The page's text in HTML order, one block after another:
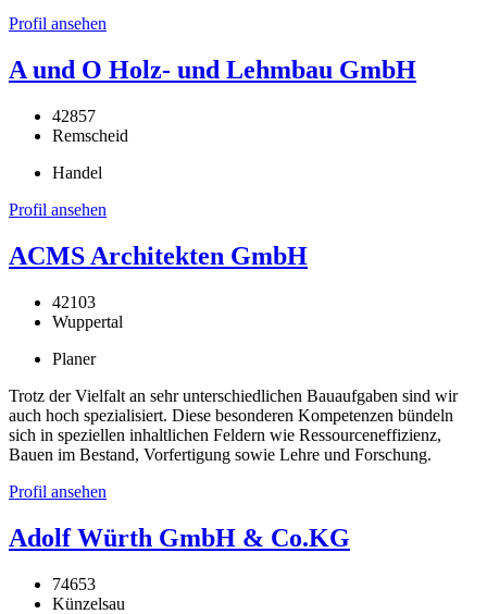
Profil ansehen
A und O Holz- und Lehmbau GmbH
42857
Remscheid
Handel
Profil ansehen
ACMS Architekten GmbH
42103
Wuppertal
Planer
Trotz der Vielfalt an sehr unterschiedlichen Bauaufgaben sind wir
auch hoch spezialisiert. Diese besonderen Kompetenzen bündeln
sich in speziellen inhaltlichen Feldern wie Ressourceneffizienz,
Bauen im Bestand, Vorfertigung sowie Lehre und Forschung.
Profil ansehen
Adolf Würth GmbH & Co.KG
74653
Künzelsau